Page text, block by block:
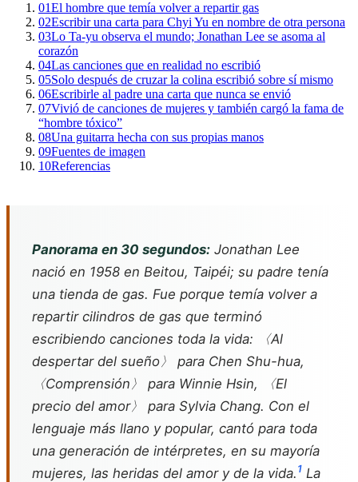
01El hombre que temía volver a repartir gas
02Escribir una carta para Chyi Yu en nombre de otra persona
03Lo Ta-yu observa el mundo; Jonathan Lee se asoma al
corazón
04Las canciones que en realidad no escribió
05Solo después de cruzar la colina escribió sobre sí mismo
06Escribirle al padre una carta que nunca se envió
07Vivió de canciones de mujeres y también cargó la fama de
“hombre tóxico”
08Una guitarra hecha con sus propias manos
09Fuentes de imagen
10Referencias
Panorama en 30 segundos: Jonathan Lee
nació en 1958 en Beitou, Taipéi; su padre tenía
una tienda de gas. Fue porque temía volver a
repartir cilindros de gas que terminó
escribiendo canciones toda la vida: 〈Al
despertar del sueño〉 para Chen Shu-hua,
〈Comprensión〉 para Winnie Hsin, 〈El
precio del amor〉 para Sylvia Chang. Con el
lenguaje más llano y popular, cantó para toda
una generación de intérpretes, en su mayoría
mujeres, las heridas del amor y de la vida. 1 La